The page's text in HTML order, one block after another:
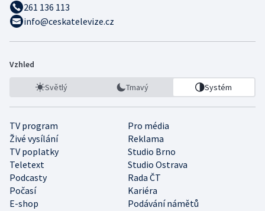
261 136 113
info@ceskatelevize.cz
Vzhled
Světlý Tmavý Systém
TV program
Pro média
Živé vysílání
Reklama
TV poplatky
Studio Brno
Teletext
Studio Ostrava
Podcasty
Rada ČT
Počasí
Kariéra
E-shop
Podávání námětů